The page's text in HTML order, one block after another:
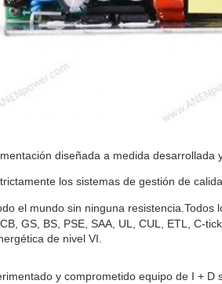
diseñada a medida desarrollada
los sistemas de gestión de
el mundo sin ninguna resistencia. Todos
GS, BS, PSE, SAA, UL, CUL, ETL, C-
de nivel VI.
y comprometido equipo de I +